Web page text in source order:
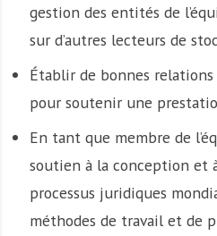
gestion des entités de
sur d’autres lecteurs de
Établir de bonnes
pour soutenir une
En tant que membre de
soutien à la conception et
processus juridiques
méthodes de travail et de